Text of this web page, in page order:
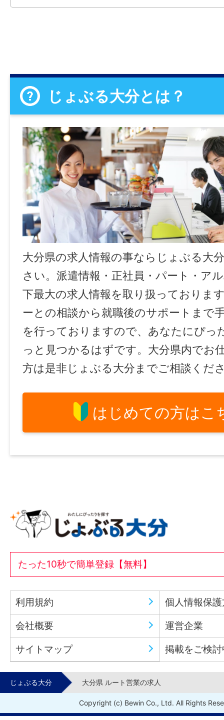
じょぶる大分とは？
大分県の求人情報の事ならじょぶる大
さい。派遣情報・正社員・パート・ア
下最大の求人情報を取り扱っておりま
ーとの相談から就職後のサポートまで
を行っておりますので、あなたにぴっ
っと見つかるはずです。大分県内でお
方は是非じょぶる大分までご相談くだ
はじめての方はこ
たった10秒で簡単登録【無料】
利用規約 個人情報保
会社概要 運営企業
サイトマップ 掲載をご検
じょぶる大分 大分県 ルート営業の求人
Copyright (c) Bewin Co., Ltd. All Rights